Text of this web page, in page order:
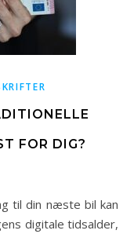
FOR DIG?
digitale tidsalder,